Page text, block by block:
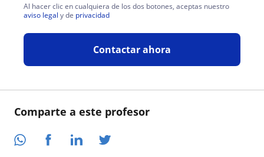
Comparte a este profesor
Al hacer clic en cualquiera de los dos botones, aceptas nuestro
aviso legal y de privacidad
Contactar ahora